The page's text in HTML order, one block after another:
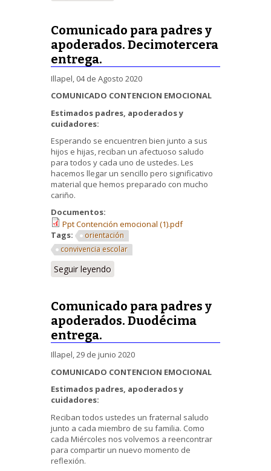
Comunicado para padres y
apoderados. Decimotercera
entrega.
Illapel, 04 de Agosto 2020
COMUNICADO CONTENCION EMOCIONAL
Estimados padres, apoderados y
cuidadores:
Esperando se encuentren bien junto a sus
hijos e hijas, reciban un afectuoso saludo
para todos y cada uno de ustedes. Les
hacemos llegar un sencillo pero significativo
material que hemos preparado con mucho
cariño.
Documentos:
Ppt Contención emocional (1).pdf
Tags:
orientación
convivencia escolar
Seguir leyendo
Comunicado para padres y
apoderados. Duodécima
entrega.
Illapel, 29 de junio 2020
COMUNICADO CONTENCION EMOCIONAL
Estimados padres, apoderados y
cuidadores:
Reciban todos ustedes un fraternal saludo
junto a cada miembro de su familia. Como
cada Miércoles nos volvemos a reencontrar
para compartir un nuevo momento de
reflexión.